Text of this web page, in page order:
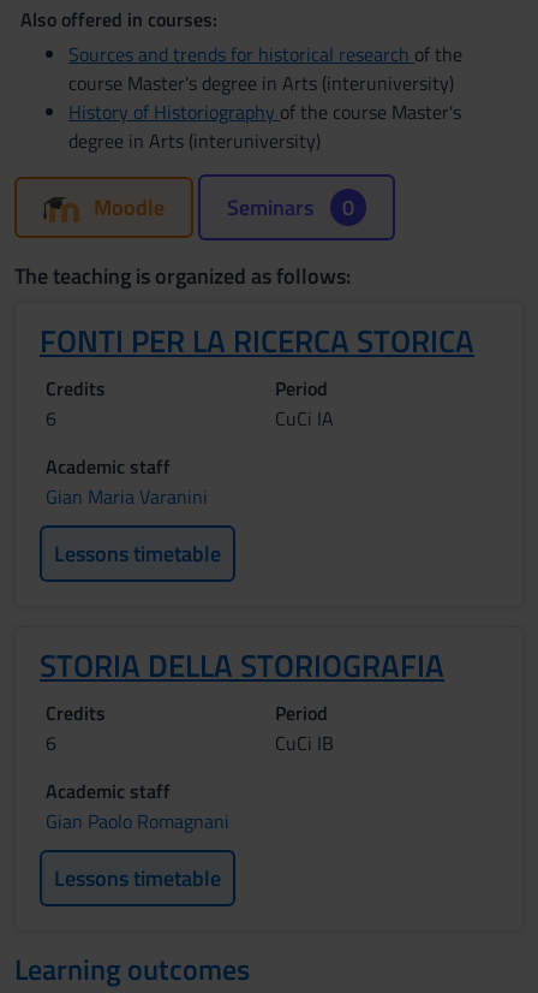
Also offered in courses:
Sources and trends for historical research of the
course Master's degree in Arts (interuniversity)
History of Historiography of the course Master's
degree in Arts (interuniversity)
Moodle Seminars 0
The teaching is organized as follows:
FONTI PER LA RICERCA STORICA
Credits
6
Period
CuCi IA
Academic staff
Gian Maria Varanini
Lessons timetable
STORIA DELLA STORIOGRAFIA
Credits
6
Period
CuCi IB
Academic staff
Gian Paolo Romagnani
Lessons timetable
Learning outcomes